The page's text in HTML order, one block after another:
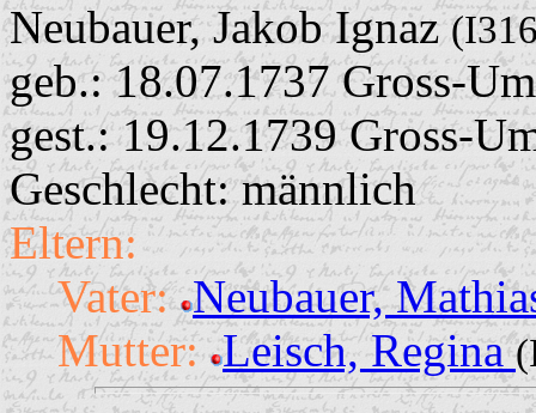
Neubauer, Jakob Ignaz
geb.: 18.07.1737 Gross-
gest.: 19.12.1739 Gross-
Geschlecht: männlich
Eltern:
Vater: Neubauer,
Mutter: Leisch, Regina